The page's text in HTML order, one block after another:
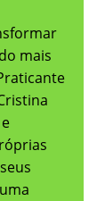
mais